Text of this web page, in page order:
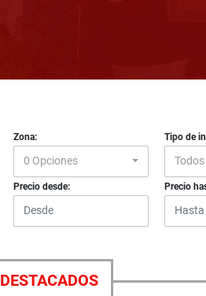
Zona:
0 Opciones
Tipo de
Todos
Precio desde: Precio
DESTACADOS